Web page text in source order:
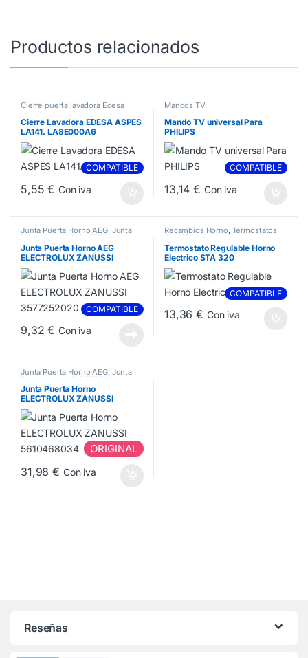
Productos relacionados
Cierre puerta lavadora Edesa
Cierre Lavadora EDESA ASPES
LA141. LA8E000A6
COMPATIBLE
5,55€ Con iva
Mandos TV
Mando TV universal Para
PHILIPS
COMPATIBLE
13,14€ Con iva
Junta Puerta Horno AEG, Junta
Puerta Horno ELECTROLUX
Puerta Horno ZANUSSI
Junta Puerta Horno AEG
ELECTROLUX ZANUSSI
3577252020
COMPATIBLE
9,32€ Con iva
Recambios Horno, Termostatos
Cocción Horno
Termostato Regulable Horno
Electrico STA 320
COMPATIBLE
13,36€ Con iva
Junta Puerta Horno AEG, Junta
Puerta Horno ELECTROLUX
Puerta Horno ZANUSSI
Junta Puerta Horno
ELECTROLUX ZANUSSI
5610468034
ORIGINAL
31,98€ Con iva
Reseñas